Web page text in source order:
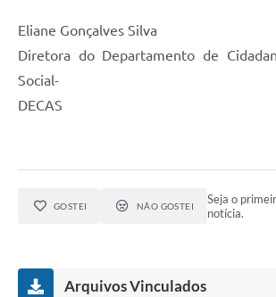
Eliane Gonçalves Silva
Diretora do Departamento de
Social-
DECAS
GOSTEI NÃO GOSTEI
Seja o
notícia.
Arquivos Vinculados